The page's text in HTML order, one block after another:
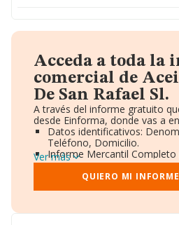
Acceda a toda la
comercial de
De San Rafael Sl.
A través del informe gratuito
desde Einforma, donde vas a
Datos identificativos:
Teléfono, Domicilio.
Informe Mercantil Completo
Gráficos de Evolución
Consejo de Administración y
Directivos y Ejecutivos.
Ver más
QUIERO MI